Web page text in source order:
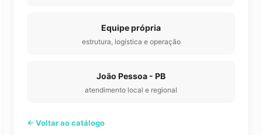
Equipe própria
estrutura, logística e operação
João Pessoa - PB
atendimento local e regional
← Voltar ao catálogo